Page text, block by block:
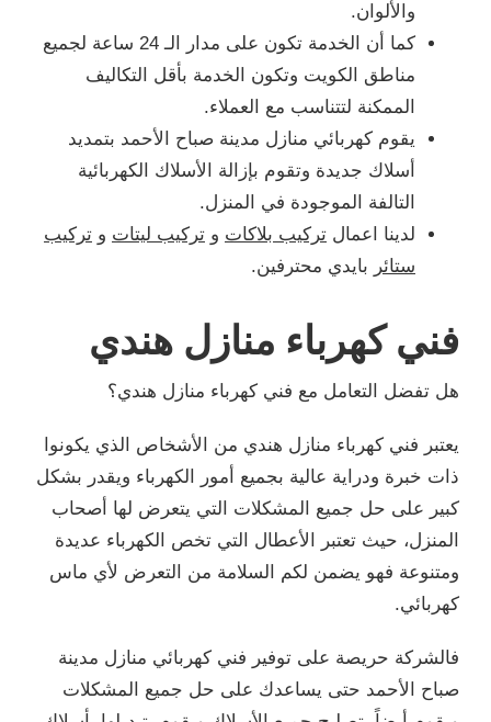
والألوان.
كما أن الخدمة تكون على مدار الـ 24 ساعة لجميع
مناطق الكويت وتكون الخدمة بأقل التكاليف
الممكنة لتتناسب مع العملاء.
يقوم كهربائي منازل مدينة صباح الأحمد بتمديد
أسلاك جديدة وتقوم بإزالة الأسلاك الكهربائية
التالفة الموجودة في المنزل.
لدينا اعمال تركيب بلاكات و تركيب ليتات و تركيب
ستائر بايدي محترفين.
فني كهرباء منازل هندي
هل تفضل التعامل مع فني كهرباء منازل هندي؟
يعتبر فني كهرباء منازل هندي من الأشخاص الذي يكونوا
ذات خبرة ودراية عالية بجميع أمور الكهرباء ويقدر بشكل
كبير على حل جميع المشكلات التي يتعرض لها أصحاب
المنزل، حيث تعتبر الأعطال التي تخص الكهرباء عديدة
ومتنوعة فهو يضمن لكم السلامة من التعرض لأي ماس
كهربائي.
فالشركة حريصة على توفير فني كهربائي منازل مدينة
صباح الأحمد حتى يساعدك على حل جميع المشكلات